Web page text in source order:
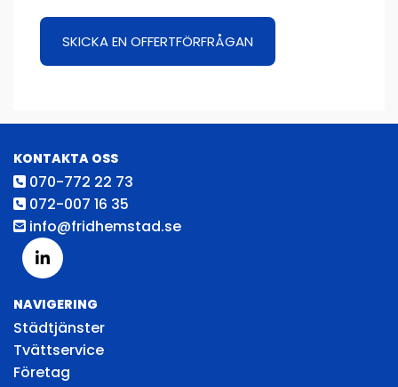
SKICKA EN OFFERTFÖRFRÅGAN
KONTAKTA OSS
 070-772 22 73
 072-007 16 35
 info@fridhemstad.se
NAVIGERING
Städtjänster
Tvättservice
Företag